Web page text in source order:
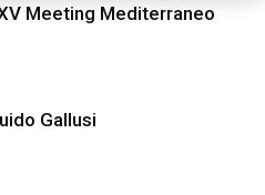
Meeting Mediterraneo
Gallusi